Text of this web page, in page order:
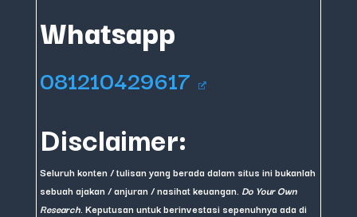
Whatsapp
081210429617
Disclaimer:
Seluruh konten / tulisan yang berada dalam situs ini bukanlah
sebuah ajakan / anjuran / nasihat keuangan. Do Your Own
Research . Keputusan untuk berinvestasi sepenuhnya ada di